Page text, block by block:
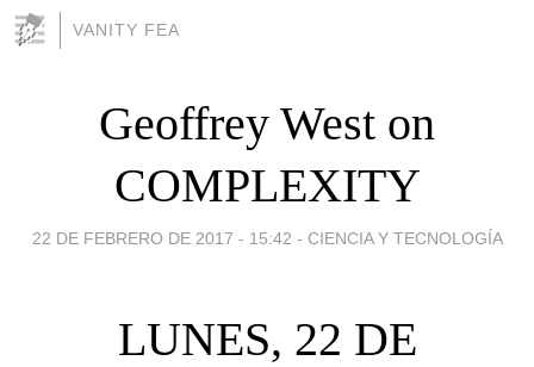
VANITY FEA
Geoffrey West on
COMPLEXITY
22 DE FEBRERO DE 2017 - 15:42 - CIENCIA Y TECNOLOGÍA
LUNES, 22 DE